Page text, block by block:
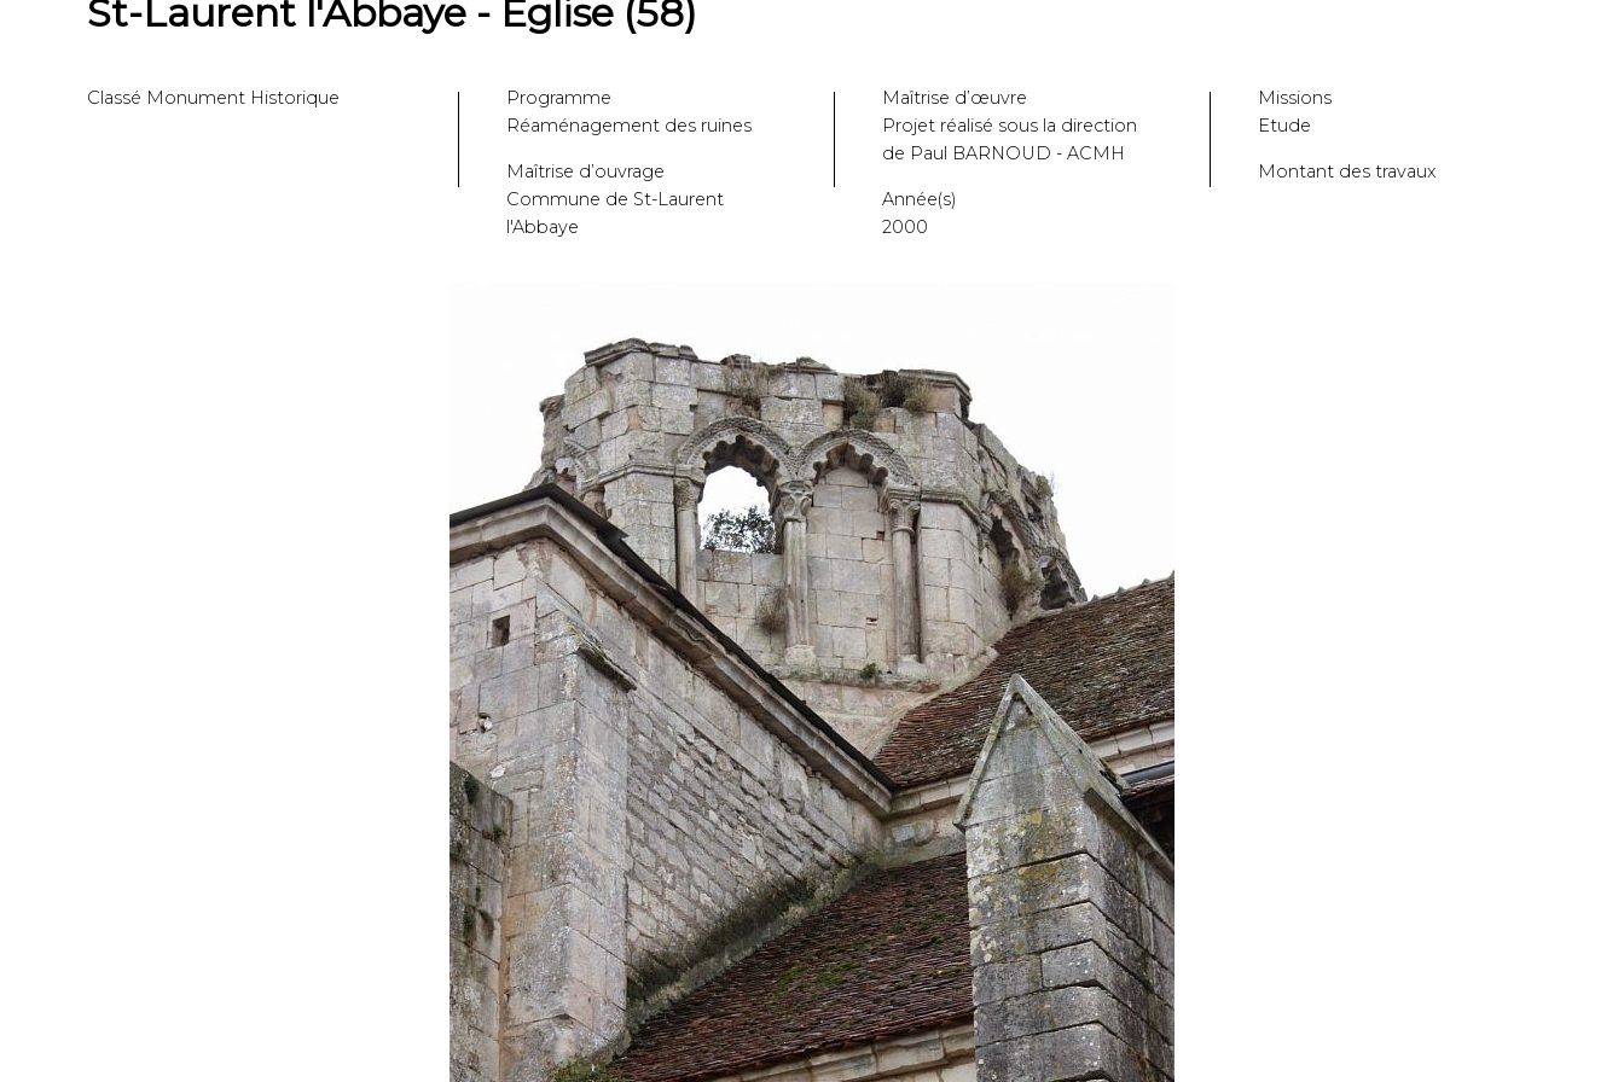
St-Laurent l'Abbaye - Eglise (58)
Classé Monument Historique
Programme
Réaménagement des ruines
Maîtrise d’ouvrage
Commune de St-Laurent
l'Abbaye
Maîtrise d’œuvre
Projet réalisé sous la direction
de Paul BARNOUD - ACMH
Année(s)
2000
Missions
Etude
Montant des travaux